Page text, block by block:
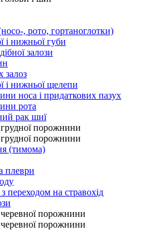
, рото, гортаноглотки)
і нижньої губи
залози
залоз
і нижньої щелепи
носа і придаткових пазух
рота
рак шиї
порожнини
порожнини
(тимома)
плеври
переходом на стравохід
порожнини
порожнини